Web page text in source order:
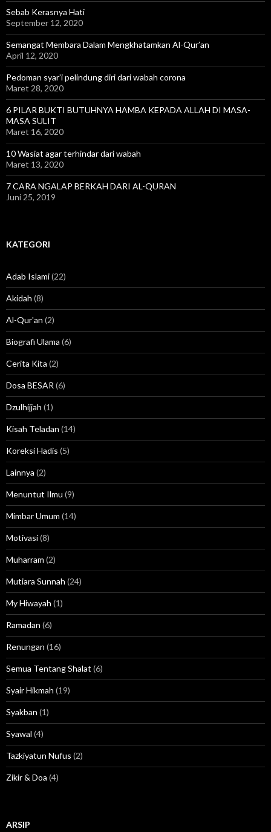
Sebab Kerasnya Hati
September 12, 2020
Semangat Membara Dalam Mengkhatamkan Al-Qur’an
April 12, 2020
Pedoman syar’i pelindung diri dari wabah corona
Maret 28, 2020
6 PILAR BUKTI BUTUHNYA HAMBA KEPADA ALLAH DI MASA-
MASA SULIT
Maret 16, 2020
10 Wasiat agar terhindar dari wabah
Maret 13, 2020
7 CARA NGALAP BERKAH DARI AL-QURAN
Juni 25, 2019
KATEGORI
Adab Islami(22)
Akidah (8)
Al-Qur'an (2)
Biografi Ulama (6)
Cerita Kita (2)
Dosa BESAR(6)
Dzulhijjah (1)
Kisah Teladan (14)
Koreksi Hadis (5)
Lainnya (2)
Menuntut Ilmu (9)
Mimbar Umum (14)
Motivasi(8)
Muharram (2)
Mutiara Sunnah (24)
My Hiwayah (1)
Ramadan (6)
Renungan (16)
Semua Tentang Shalat (6)
Syair Hikmah (19)
Syakban (1)
Syawal (4)
Tazkiyatun Nufus (2)
Zikir & Doa (4)
ARSIP